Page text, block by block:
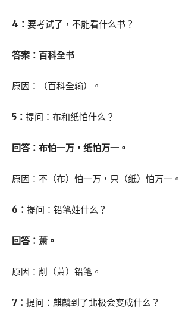
4： 要考试了，不能看什么书？
答案：百科全书
原因：（百科全输）。
5： 提问：布和纸怕什么？
回答：布怕一万，纸怕万一。
原因：不（布）怕一万，只（纸）怕万一。
6： 提问：铅笔姓什么？
回答：萧。
原因：削（萧）铅笔。
7： 提问：麒麟到了北极会变成什么？